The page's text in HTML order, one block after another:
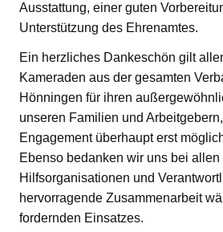
Ausstattung, einer guten
Unterstützung des Ehrenamtes.
Ein herzliches Dankeschön gilt
Kameraden aus der gesamten
Hönningen für ihren
unseren Familien und
Engagement überhaupt erst
Ebenso bedanken wir uns bei
Hilfsorganisationen und
hervorragende Zusammenarbeit
fordernden Einsatzes.